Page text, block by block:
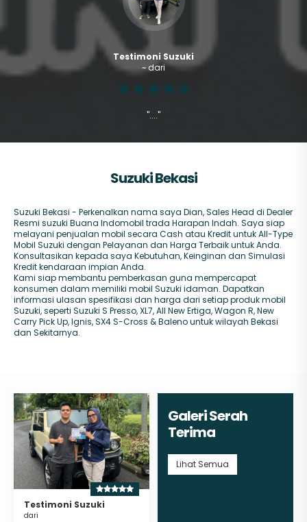
Testimoni Suzuki
~ dari
"...."
Suzuki Bekasi
Suzuki Bekasi - Perkenalkan nama saya Dian, Sales Head di Dealer
Resmi suzuki Buana Indomobil trada Harapan Indah. Saya siap
melayani penjualan mobil secara Cash atau Kredit untuk All-Type
Mobil Suzuki dengan Pelayanan dan Harga Terbaik untuk Anda.
Konsultasikan kepada saya Kebutuhan, Keinginan dan Simulasi
Kredit kendaraan impian Anda.
Kami siap membantu pemberkasan guna mempercapat
konsumen dalam memiliki mobil Suzuki idaman. Dapatkan
informasi ulasan spesifikasi dan harga dari setiap produk mobil
Suzuki, seperti Suzuki S Presso, XL7, All New Ertiga, Wagon R, New
Carry Pick Up, Ignis, SX4 S-Cross & Baleno untuk wilayah Bekasi
dan Sekitarnya.
Testimoni Suzuki
dari
Galeri Serah
Terima
Lihat Semua